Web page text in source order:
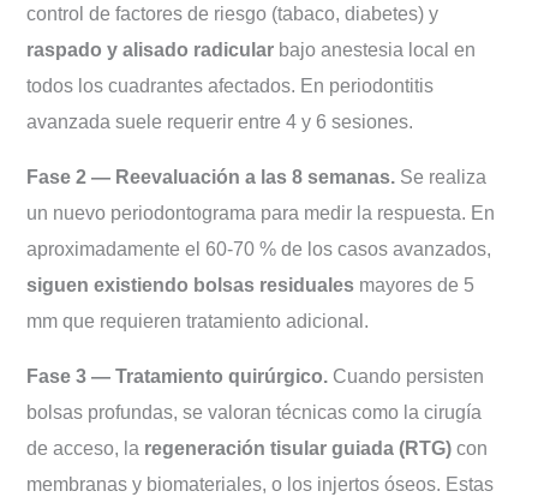
control de factores de riesgo (tabaco, diabetes) y
raspado y alisado radicular bajo anestesia local en
todos los cuadrantes afectados. En periodontitis
avanzada suele requerir entre 4 y 6 sesiones.
Fase 2 — Reevaluación a las 8 semanas. Se realiza
un nuevo periodontograma para medir la respuesta. En
aproximadamente el 60-70 % de los casos avanzados,
siguen existiendo bolsas residuales mayores de 5
mm que requieren tratamiento adicional.
Fase 3 — Tratamiento quirúrgico. Cuando persisten
bolsas profundas, se valoran técnicas como la cirugía
de acceso, la regeneración tisular guiada (RTG) con
membranas y biomateriales, o los injertos óseos. Estas